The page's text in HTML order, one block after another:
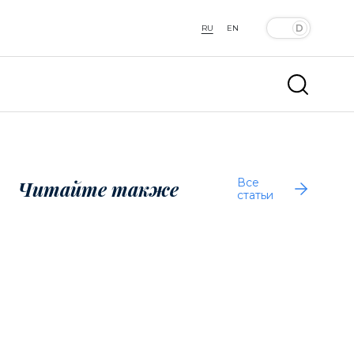
RU EN
Читайте также
Все
статьи